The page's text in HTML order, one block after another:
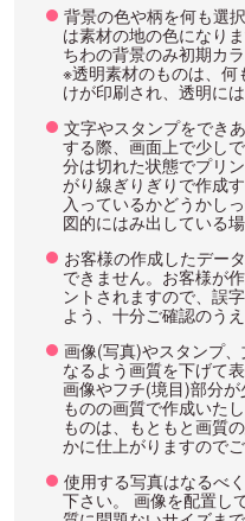
背景の色や柄を何も選
は素材の地の色になり
ちわの背景のみ初期カラ
※透明素材のものは、
けが印刷され、透明には
文字やスタンプをでき
する際、画面上で少し
分は切れた状態でプリ
がり線ぎりぎりで作成
入っているかどうかし
図的にはみ出している
お客様の作成したデー
できません。お客様が
ントされますので、誤
よう、十分ご確認のう
画像(写真)やスタンプ
なるよう画質を下げて
画像やフチ(境目)部分
ものの画質で作成いた
ものは、もともと画質
かに仕上がりますのでご
使用する写真はなるべ
下さい。 画像を配置し